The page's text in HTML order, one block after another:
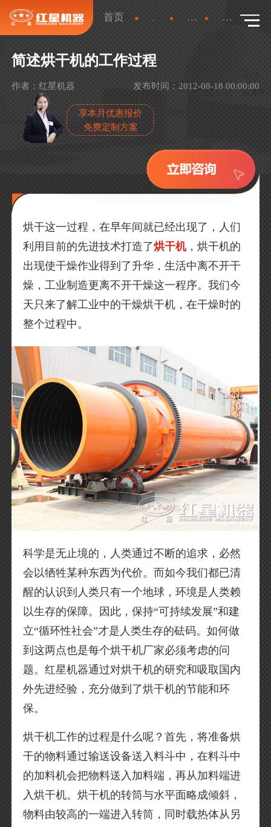
首页 新闻 行业新闻 详情
简述烘干机的工作过程
作者：红星机器 发布时间：2012-08-18 00:00:00
享本月优惠报价
免费定制方案
烘干这一过程，在早年间就已经出现了，人们
利用目前的先进技术打造了烘干机，烘干机的
出现使干燥作业得到了升华，生活中离不开干
燥，工业制造更离不开干燥这一程序。我们今
天只来了解工业中的干燥烘干机，在干燥时的
整个过程中。
科学是无止境的，人类通过不断的追求，必然
会以牺牲某种东西为代价。而如今我们都已清
醒的认识到人类只有一个地球，环境是人类赖
以生存的保障。因此，保持“可持续发展”和建
立“循环性社会”才是人类生存的砝码。如何做
到这两点也是每个烘干机厂家必须考虑的问
题。红星机器通过对烘干机的研究和吸取国内
外先进经验，充分做到了烘干机的节能和环
保。
烘干机工作的过程是什么呢？首先，将准备烘
干的物料通过输送设备送入料斗中，在料斗中
的加料机会把物料送入加料端，再从加料端进
入烘干机。烘干机的转筒与水平面略成倾斜，
物料由较高的一端进入转筒，同时载热体从另